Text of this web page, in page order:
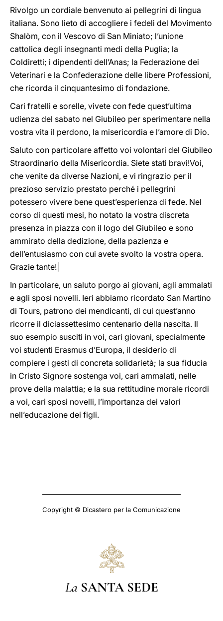
Rivolgo un cordiale benvenuto ai pellegrini di lingua
italiana. Sono lieto di accogliere i fedeli del Movimento
Shalòm, con il Vescovo di San Miniato; l’unione
cattolica degli insegnanti medi della Puglia; la
Coldiretti; i dipendenti dell’Anas; la Federazione dei
Veterinari e la Confederazione delle libere Professioni,
che ricorda il cinquantesimo di fondazione.
Cari fratelli e sorelle, vivete con fede quest’ultima
udienza del sabato nel Giubileo per sperimentare nella
vostra vita il perdono, la misericordia e l’amore di Dio.
Saluto con particolare affetto voi volontari del Giubileo
Straordinario della Misericordia. Siete stati bravi!Voi,
che venite da diverse Nazioni, e vi ringrazio per il
prezioso servizio prestato perché i pellegrini
potessero vivere bene quest’esperienza di fede. Nel
corso di questi mesi, ho notato la vostra discreta
presenza in piazza con il logo del Giubileo e sono
ammirato della dedizione, della pazienza e
dell’entusiasmo con cui avete svolto la vostra opera.
Grazie tante!|
In particolare, un saluto porgo ai giovani, agli ammalati
e agli sposi novelli. Ieri abbiamo ricordato San Martino
di Tours, patrono dei mendicanti, di cui quest’anno
ricorre il diciassettesimo centenario della nascita. Il
suo esempio susciti in voi, cari giovani, specialmente
voi studenti Erasmus d’Europa, il desiderio di
compiere i gesti di concreta solidarietà; la sua fiducia
in Cristo Signore sostenga voi, cari ammalati, nelle
prove della malattia; e la sua rettitudine morale ricordi
a voi, cari sposi novelli, l’importanza dei valori
nell’educazione dei figli.
Copyright © Dicastero per la Comunicazione
La SANTA SEDE